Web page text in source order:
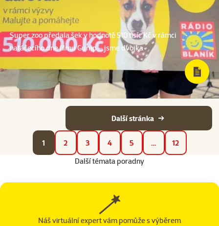
Super zoo předala šek v hodnotě 510 tisíc Kč v rámci
natáčecího dne filmu Gump – jsme dvojka
1 2 3 4 5 … 12
Další stránka
Další témata poradny
Náš virtuální expert vám pomůže s výběrem